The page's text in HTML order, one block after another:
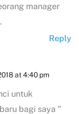
manager
Reply
at 4:40 pm
untuk
bagi saya ”